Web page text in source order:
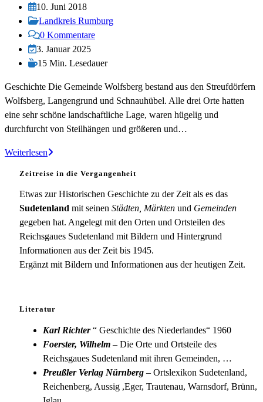
Autor:
Beitrag
veröffentlicht:
10. Juni 2018
Beitrags-
Kategorie:
Landkreis Rumburg
Beitrags-
Kommentare:
0 Kommentare
Beitrag
zuletzt
am:
3. Januar 2025
Lesedauer:
15 Min. Lesedauer
Geschichte Die Gemeinde Wolfsberg bestand aus den Streufdörfern
Wolfsberg, Langengrund und Schnauhübel. Alle drei Orte hatten
eine sehr schöne landschaftliche Lage, waren hügelig und
durchfurcht von Steilhängen und größeren und…
WeiterlesenWolfsberg
Zeitreise in die Vergangenheit
Etwas zur Historischen Geschichte zu der Zeit als es das
Sudetenland mit seinen Städten, Märkten und Gemeinden
gegeben hat. Angelegt mit den Orten und Ortsteilen des
Reichsgaues Sudetenland mit Bildern und Hintergrund
Informationen aus der Zeit bis 1945.
Ergänzt mit Bildern und Informationen aus der heutigen Zeit.
Literatur
Karl Richter“ Geschichte des Niederlandes“ 1960
Foerster, Wilhelm – Die Orte und Ortsteile des
Reichsgaues Sudetenland mit ihren Gemeinden, …
Preußler Verlag Nürnberg – Ortslexikon Sudetenland,
Reichenberg, Aussig ,Eger, Trautenau, Warnsdorf, Brünn,